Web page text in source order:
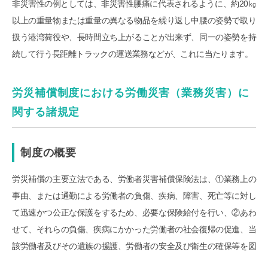
非災害性の例としては、非災害性腰痛に代表されるように、約20㎏
以上の重量物または重量の異なる物品を繰り返し中腰の姿勢で取り
扱う港湾荷役や、長時間立ち上がることが出来ず、同一の姿勢を持
続して行う長距離トラックの運送業務などが、これに当たります。
労災補償制度における労働災害（業務災害）に
関する諸規定
制度の概要
労災補償の主要立法である、労働者災害補償保険法は、①業務上の
事由、または通勤による労働者の負傷、疾病、障害、死亡等に対し
て迅速かつ公正な保護をするため、必要な保険給付を行い、②あわ
せて、それらの負傷、疾病にかかった労働者の社会復帰の促進、当
該労働者及びその遺族の援護、労働者の安全及び衛生の確保等を図